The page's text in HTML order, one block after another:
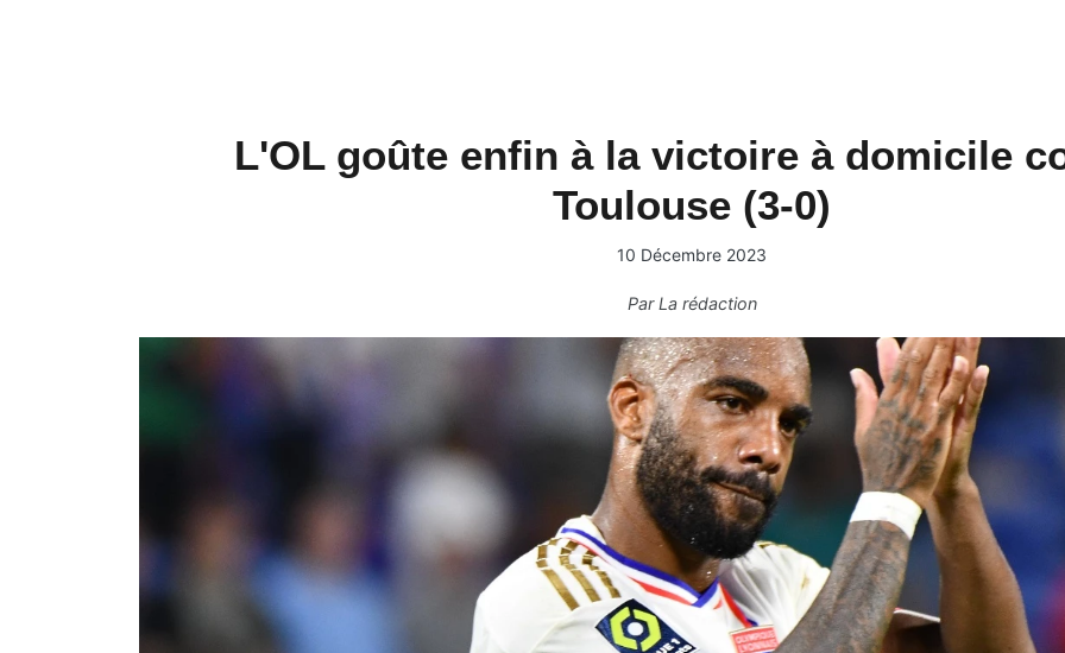
L'OL goûte enfin à la victoire à domicile
Toulouse (3-0)
10 Décembre 2023
ParLa rédaction